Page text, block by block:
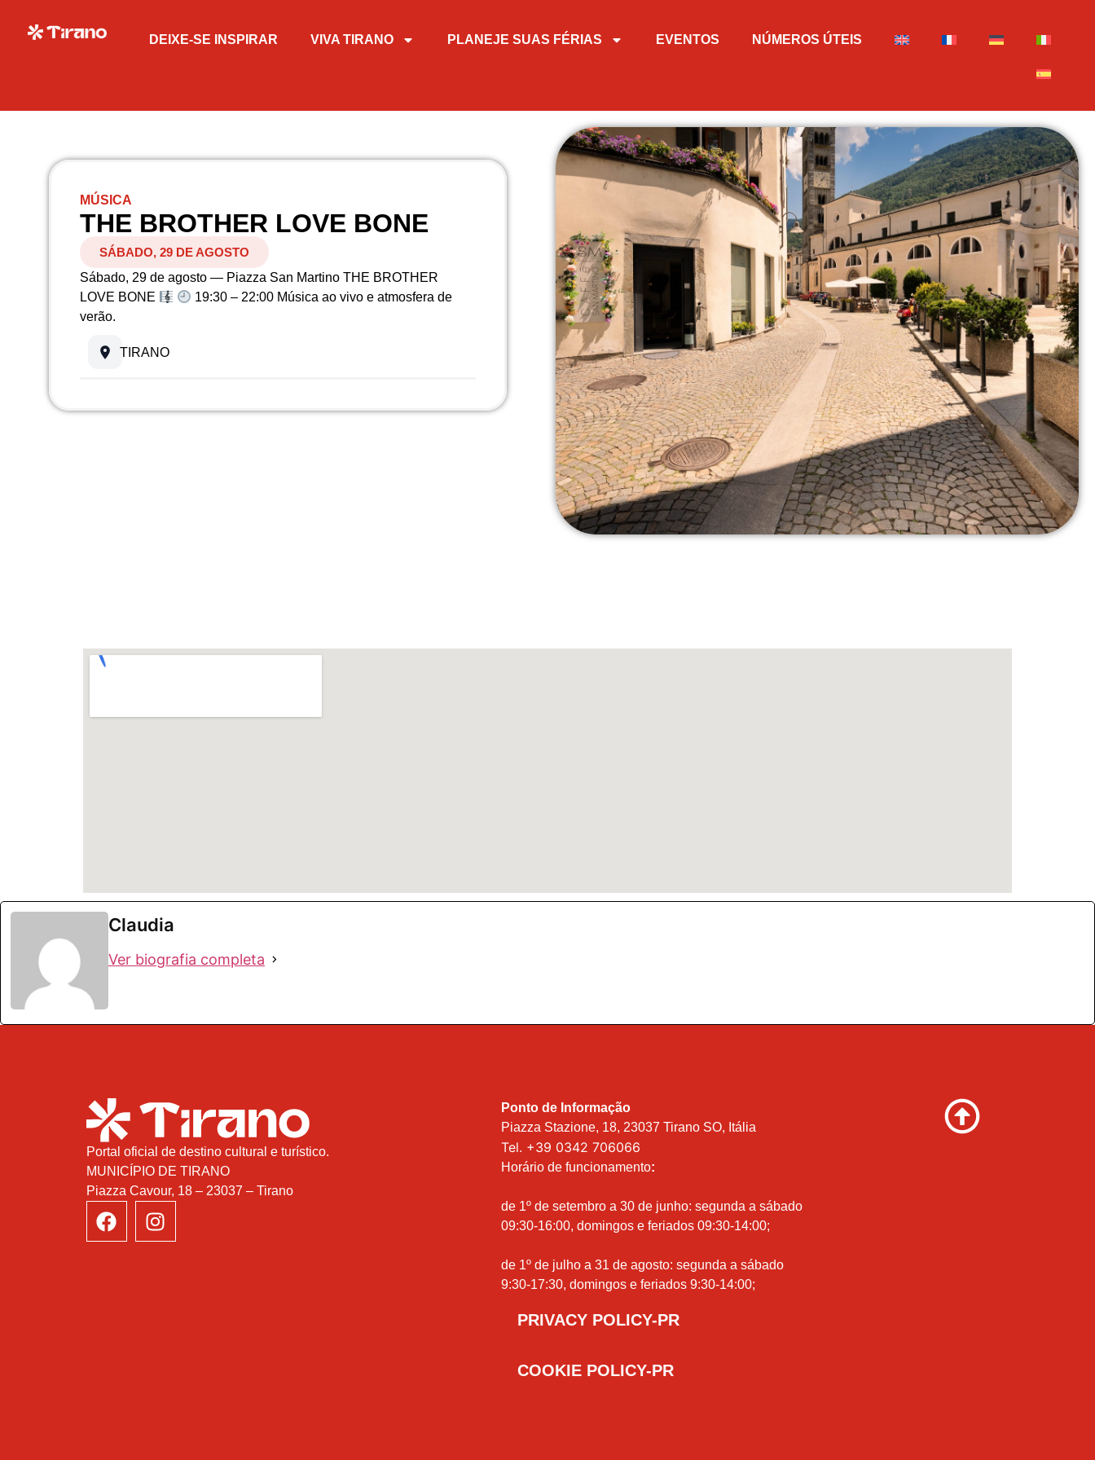
DEIXE-SE INSPIRAR VIVA TIRANO PLANEJE SUAS FÉRIAS EVENTOS NÚMEROS ÚTEIS
MÚSICA
THE BROTHER LOVE BONE
SÁBADO, 29 DE AGOSTO
Sábado, 29 de agosto — Piazza San Martino THE BROTHER
LOVE BONE
19:30 – 22:00 Música ao vivo e atmosfera de
verão.
TIRANO
Claudia
Ver biografia completa
Portal oficial de destino cultural e turístico.
MUNICÍPIO DE TIRANO
Piazza Cavour, 18 – 23037 – Tirano
Ponto de Informação
Piazza Stazione, 18, 23037 Tirano SO, Itália
Tel. +39 0342 706066
Horário de funcionamento:
de 1º de setembro a 30 de junho: segunda a sábado
09:30-16:00, domingos e feriados 09:30-14:00;
de 1º de julho a 31 de agosto: segunda a sábado
9:30-17:30, domingos e feriados 9:30-14:00;
PRIVACY POLICY-PR
COOKIE POLICY-PR